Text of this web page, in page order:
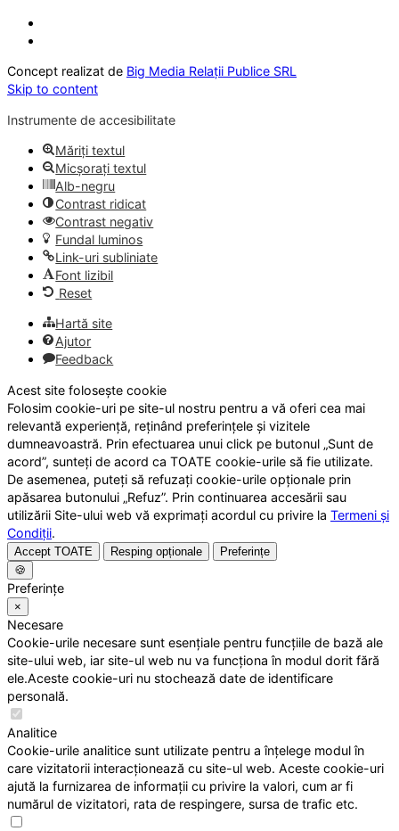
Concept realizat de Big Media Relații Publice SRL
Skip to content
Instrumente de accesibilitate
Măriți textul
Micșorați textul
Alb-negru
Contrast ridicat
Contrast negativ
Fundal luminos
Link-uri subliniate
Font lizibil
Reset
Hartă site
Ajutor
Feedback
Acest site folosește cookie
Folosim cookie-uri pe site-ul nostru pentru a vă oferi cea mai
relevantă experiență, reținând preferințele și vizitele
dumneavoastră. Prin efectuarea unui click pe butonul „Sunt de
acord”, sunteți de acord ca TOATE cookie-urile să fie utilizate.
De asemenea, puteți să refuzați cookie-urile opționale prin
apăsarea butonului „Refuz”. Prin continuarea accesării sau
utilizării Site-ului web vă exprimați acordul cu privire la Termeni și
Condiții.
Accept TOATE Resping opționale
Preferințe
🍪
Preferințe
×
Necesare
Cookie-urile necesare sunt esențiale pentru funcțiile de bază ale
site-ului web, iar site-ul web nu va funcționa în modul dorit fără
ele.Aceste cookie-uri nu stochează date de identificare
personală.
Analitice
Cookie-urile analitice sunt utilizate pentru a înțelege modul în
care vizitatorii interacționează cu site-ul web. Aceste cookie-uri
ajută la furnizarea de informații cu privire la valori, cum ar fi
numărul de vizitatori, rata de respingere, sursa de trafic etc.